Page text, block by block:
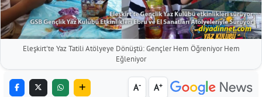
Eleşkirt'te Yaz Tatili Atölyeye Dönüştü: Gençler Hem Öğreniyor Hem
Eğleniyor
A- A+